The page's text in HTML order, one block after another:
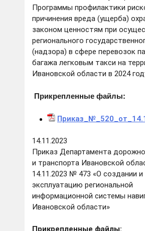
Программы профилактики
причинения вреда (ущерба)
законом ценностям при
регионального
(надзора) в сфере перевозок
багажа легковым такси на
Ивановской области в 2024
Прикрепленные файлы:
14.11.2023
Приказ Департамента
и транспорта Ивановской
14.11.2023 № 473 «О создании и
эксплуатацию региональной
информационной системы
Ивановской области»
Прикрепленные файлы: